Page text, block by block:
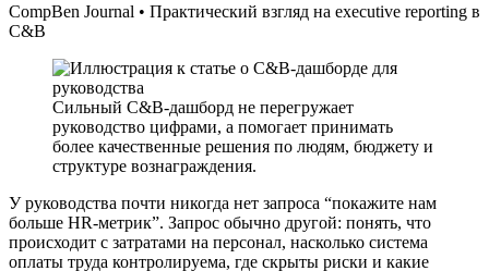
CompBen Journal • Практический взгляд на executive reporting в
C&B
Сильный C&B-дашборд не перегружает
руководство цифрами, а помогает принимать
более качественные решения по людям, бюджету и
структуре вознаграждения.
У руководства почти никогда нет запроса “покажите нам
больше HR-метрик”. Запрос обычно другой: понять, что
происходит с затратами на персонал, насколько система
оплаты труда контролируема, где скрыты риски и какие